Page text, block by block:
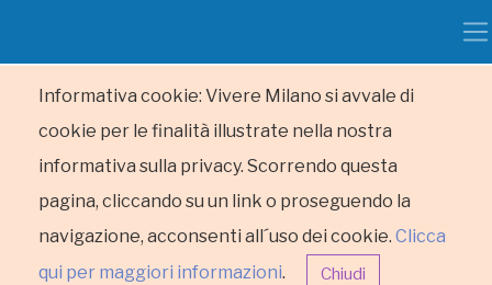
Informativa cookie: Vivere Milano si avvale di
cookie per le finalità illustrate nella nostra
informativa sulla privacy. Scorrendo questa
pagina, cliccando su un link o proseguendo la
navigazione, acconsenti all´uso dei cookie. Clicca
qui per maggiori informazioni. Chiudi